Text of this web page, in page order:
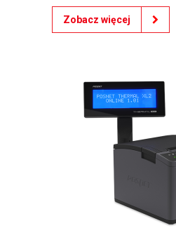
Zobacz więcej